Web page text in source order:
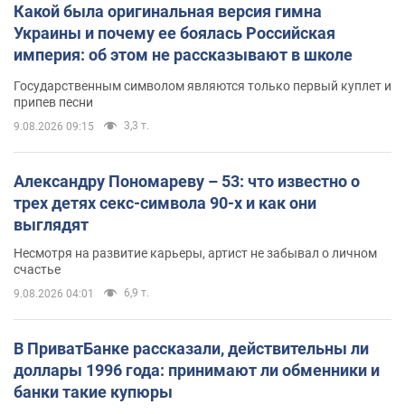
Какой была оригинальная версия гимна
Украины и почему ее боялась Российская
империя: об этом не рассказывают в школе
Государственным символом являются только первый куплет и
припев песни
9.08.2026 09:15 3,3 т.
Александру Пономареву – 53: что известно о
трех детях секс-символа 90-х и как они
выглядят
Несмотря на развитие карьеры, артист не забывал о личном
счастье
9.08.2026 04:01 6,9 т.
В ПриватБанке рассказали, действительны ли
доллары 1996 года: принимают ли обменники и
банки такие купюры